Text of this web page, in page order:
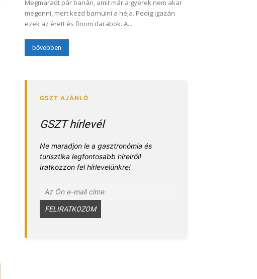
Megmaradt pár banán, amit már a gyerek nem akar
megenni, mert kezd barnulni a héja. Pedig igazán
ezek az érett és finom darabok. A...
bővebben
GSZT hírlevél
Ne maradjon le a gasztronómia és
turisztika legfontosabb híreiről!
Iratkozzon fel hírlevelünkre!